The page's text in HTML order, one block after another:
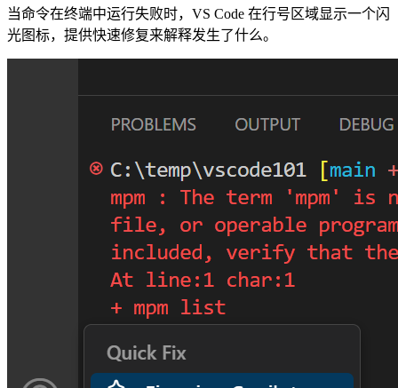
当命令在终端中运行失败时，VS Code 在行号区域显示一个闪
光图标，提供快速修复来解释发生了什么。